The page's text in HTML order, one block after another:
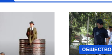
ОБЩЕСТВО